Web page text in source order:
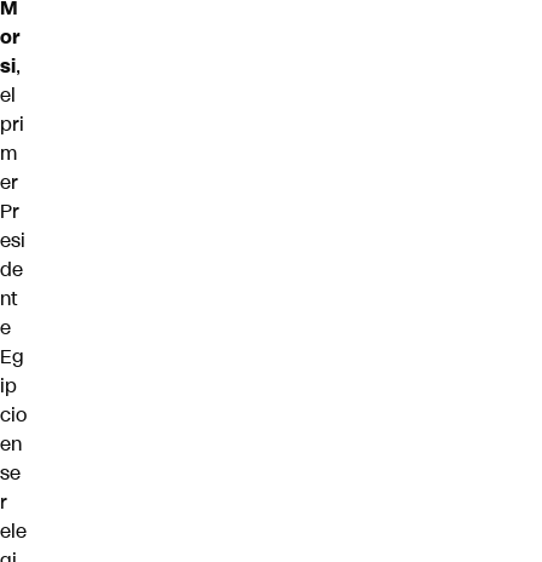
M
or
si,
el
pri
m
er
Pr
esi
de
nt
e
Eg
ip
cio
en
se
r
ele